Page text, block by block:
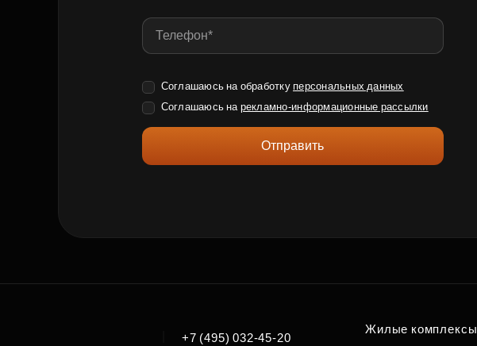
Соглашаюсь на обработку персональных данных
Соглашаюсь на рекламно-информационные рассылки
Отправить
+7 (495) 032-45-20
Жилые комплексы